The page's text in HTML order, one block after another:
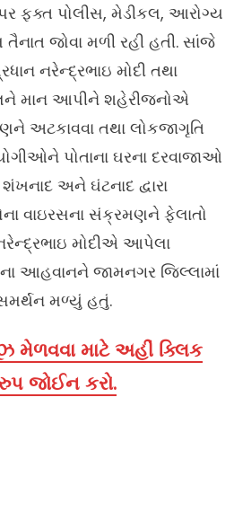
પર ફક્ત પોલીસ, મેડીકલ, આરોગ્ય
જોવા મળી રહી હતી. સાંજે
નરેન્દ્રભાઇ મોદી તથા
માન આપીને શહેરીજનોએ
અટકાવવા તથા લોકજાગૃતિ
પોતાના ઘરના દરવાજાઓ
અને ઘંટનાદ દ્વારા
વાઇરસના સંક્રમણને ફેલાતો
મોદીએ આપેલા
આહવાનને જામનગર જિલ્લામાં
મળ્યું હતું.
મેળવવા માટે અહીં ક્લિક
જોઈન કરો.